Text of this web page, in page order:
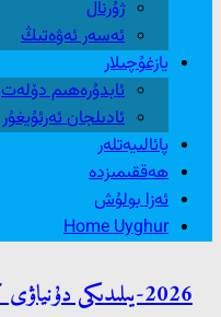
ژۇرنال
ئەسەر ئەۋەتىڭ
يازغۇچىلار
ئابدۇرەھىم دۆلەت
ئادىلجان ئەرئۇيغۇر
پائالىيەتلەر
ھەققىمىزدە
ئەزا بولۇش
Home Uyghur
2026-يىلىدىكى دۇنياۋى كۈچ تەڭپۇڭلۇقى ۋە سۈنئىي ئەقىل